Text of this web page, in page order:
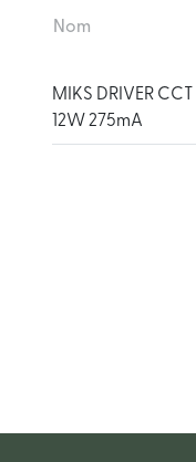
Nom
MIKS DRIVER CCT
12W 275mA